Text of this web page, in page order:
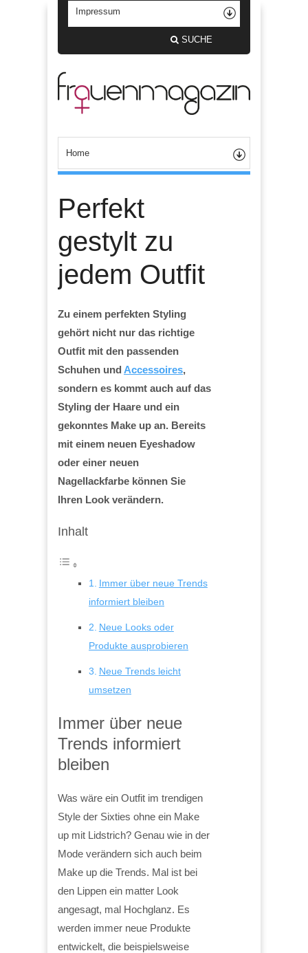
SUCHE
Perfekt
gestylt zu
jedem Outfit
Zu einem perfekten Styling
gehört nicht nur das richtige
Outfit mit den passenden
Schuhen und Accessoires,
sondern es kommt auch auf das
Styling der Haare und ein
gekonntes Make up an. Bereits
mit einem neuen Eyeshadow
oder einer neuen
Nagellackfarbe können Sie
Ihren Look verändern.
Inhalt
Immer über neue Trends
informiert bleiben
Neue Looks oder
Produkte ausprobieren
Neue Trends leicht
umsetzen
Immer über neue
Trends informiert
bleiben
Was wäre ein Outfit im trendigen
Style der Sixties ohne ein Make
up mit Lidstrich? Genau wie in der
Mode verändern sich auch beim
Make up die Trends. Mal ist bei
den Lippen ein matter Look
angesagt, mal Hochglanz. Es
werden immer neue Produkte
entwickelt, die beispielsweise